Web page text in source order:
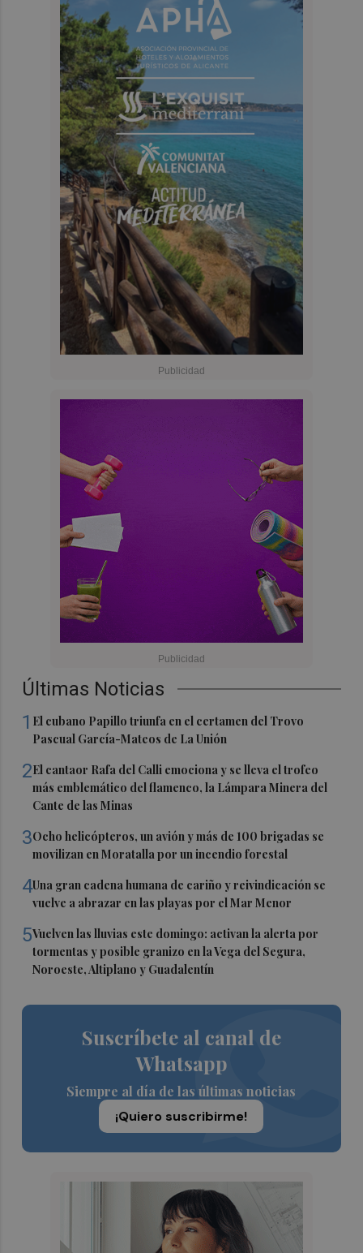
Últimas Noticias
1 El cubano Papillo triunfa en el certamen del Trovo
Pascual García-Mateos de La Unión
2El cantaor Rafa del Calli emociona y se lleva el trofeo
más emblemático del flamenco, la Lámpara Minera del
Cante de las Minas
3Ocho helicópteros, un avión y más de 100 brigadas se
movilizan en Moratalla por un incendio forestal
4Una gran cadena humana de cariño y reivindicación se
vuelve a abrazar en las playas por el Mar Menor
5Vuelven las lluvias este domingo: activan la alerta por
tormentas y posible granizo en la Vega del Segura,
Noroeste, Altiplano y Guadalentín
Suscríbete al canal de
Whatsapp
Siempre al día de las últimas noticias
¡Quiero suscribirme!